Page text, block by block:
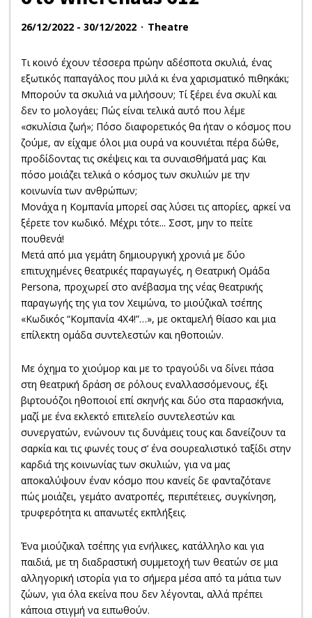
26/12/2022 - 30/12/2022 Theatre
Τι κοινό έχουν τέσσερα πρώην αδέσποτα σκυλιά, ένας
εξωτικός παπαγάλος που μιλά κι ένα χαρισματικό πιθηκάκι;
Μπορούν τα σκυλιά να μιλήσουν; Τί ξέρει ένα σκυλί και
δεν το μολογάει; Πώς είναι τελικά αυτό που λέμε
«σκυλίσια ζωή»; Πόσο διαφορετικός θα ήταν ο κόσμος που
ζούμε, αν είχαμε όλοι μια ουρά να κουνιέται πέρα δώθε,
προδίδοντας τις σκέψεις και τα συναισθήματά μας; Και
πόσο μοιάζει τελικά ο κόσμος των σκυλιών με την
κοινωνία των ανθρώπων;
Μονάχα η Κομπανία μπορεί σας λύσει τις απορίες, αρκεί να
ξέρετε τον κωδικό. Μέχρι τότε... Σσστ, μην το πείτε
πουθενά!
Μετά από μια γεμάτη δημιουργική χρονιά με δύο
επιτυχημένες θεατρικές παραγωγές, η Θεατρική Ομάδα
Persona, προχωρεί στο ανέβασμα της νέας θεατρικής
παραγωγής της για τον Χειμώνα, το μιούζικαλ τσέπης
«Κωδικός “Κομπανία 4Χ4!”…», με οκταμελή θίασο και μια
επίλεκτη ομάδα συντελεστών και ηθοποιών.
Με όχημα το χιούμορ και με το τραγούδι να δίνει πάσα
στη θεατρική δράση σε ρόλους εναλλασσόμενους, έξι
βιρτουόζοι ηθοποιοί επί σκηνής και δύο στα παρασκήνια,
μαζί με ένα εκλεκτό επιτελείο συντελεστών και
συνεργατών, ενώνουν τις δυνάμεις τους και δανείζουν τα
σαρκία και τις φωνές τους σ’ ένα σουρεαλιστικό ταξίδι στην
καρδιά της κοινωνίας των σκυλιών, για να μας
αποκαλύψουν έναν κόσμο που κανείς δε φανταζότανε
πώς μοιάζει, γεμάτο ανατροπές, περιπέτειες, συγκίνηση,
τρυφερότητα κι απανωτές εκπλήξεις.
Ένα μιούζικαλ τσέπης για ενήλικες, κατάλληλο και για
παιδιά, με τη διαδραστική συμμετοχή των θεατών σε μια
αλληγορική ιστορία για το σήμερα μέσα από τα μάτια των
ζώων, για όλα εκείνα που δεν λέγονται, αλλά πρέπει
κάποια στιγμή να ειπωθούν.